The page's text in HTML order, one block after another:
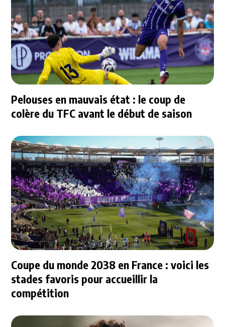
Pelouses en mauvais état : le coup de
colère du TFC avant le début de saison
Coupe du monde 2038 en France : voici les
stades favoris pour accueillir la
compétition